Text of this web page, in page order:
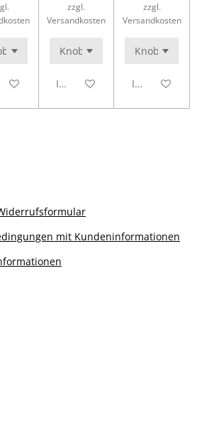
Warenkorb
zzgl.
Versandkosten
In den Warenkorb
zzgl.
Versandkosten
In den
mit Kundeninformationen